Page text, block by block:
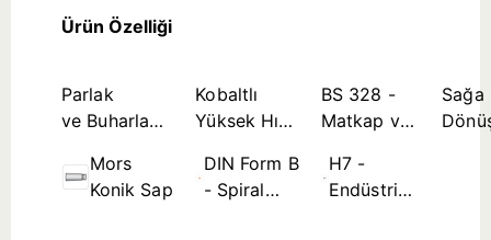
Ürün Özelliği
Parlak
ve Buharla
Kombinasyon
Kobaltlı
Yüksek Hız
Malzemesi
BS 328 -
Matkap ve
Standartları
Sağa
Mors
Konik Sap
DIN Form B
- Spiral
H7 -
Endüstri